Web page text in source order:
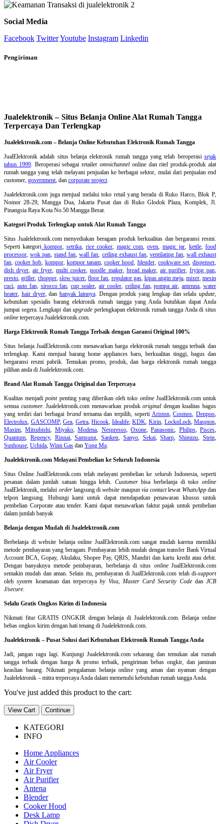
Social Media
Facebook TwitterYoutube Instagram Linkedin
Pengiriman
Jualelektronik – Situs Belanja Online Alat Rumah Tangga
Terpercaya Dan Terlengkap
Jualelektronik.com – Belanja Online Kebutuhan Elektronik Rumah Tangga
JualElektronik adalah situs belanja elektronik rumah tanggayang telah beroperasisejak
tahun 1999. Beroperasi sebagai retaileromnichannel online dan ritel produk-produk alat
rumah tangga yang telah melayani penjualan ke berbagai sektor, mulai dari penjualan end
customer, government, dan corporate project.
Jualelektronik.com juga menjual melalui toko retail yang berada di Ruko Harco, Blok P,
Nomor 28-29, Mangga Dua, Jakarta Pusat dan di Ruko Glodok Plaza, Komplek, Jl.
Pinangsia Raya Kota No.50 Mangga Besar.
Kategori Produk Terlengkap untuk Alat Rumah Tangga
Situs Jualelektronik.com menyediakan beragam produk berkualitas dan bergaransi resmi.
Seperti kategori kompor,setrika, rice cooker, magic com,oven, magic jar, kettle,food
processor,wok pan,stand fan,wall fan, ceiling exhaust fan, ventilating fan, wall exhaust
fan,cooker hob, kompor, kompor tanam,cooker hood, blender, cookware set,dispenser,
dish dryer,air fryer,multi cooker,noodle maker, bread maker, air purifier, frying pan,
presto,griller,chopper,slow juicer,floor fan, regulator gas, kipas angin meja, mixer,mesin
cuci, auto fan, sirocco fan,cup sealer,air cooler, ceiling fan,pompa air,antenna,water
heater, hair dryer, dan banyak lainnya. Dengan produk yang lengkap dan selalu update,
kebutuhan spesialis barang elektronik rumah tangga yang Anda butuhkan dapat Anda
jumpai segera. Lengkapi danupgrade perlengkapan elektronik rumah tangga Anda di situs
online terpercaya Jualelektronik.com.
Harga Elektronik Rumah Tangga Terbaik dengan Garansi Original 100%
Situs belanjaJualElektronik.com menawarkan harga elektronik rumah tangga terbaik dan
terlengkap. Kami menjual barang home appliances baru, berkualitas tinggi, bagus dan
bergaransi resmi pabrik. Temukan promo, produk, dan harga elektronik rumah tangga
pilihan anda di Jualelektronik.com.
Brand Alat Rumah Tangga Original dan Terpercaya
Kualitas menjadipointpenting yang diberikan oleh toko onlineJualElektronik.com untuk
semua customer. Jualelektronik.com menawarkan produkoriginal dengan kualitas bagus
yang terdiri dari berbagai brandternama dan terpilih, seperti Ariston,Cosmos,Denpoo,
Electrolux, GASCOMP,Gea, Getra,Hicook, Idealife,KDK, Kirin, LocknLock,Maspion,
Maxim,Mitsubishi, Miyako,Modena, Nespresso, Oxone,Panasonic, Philips, Pisces,
Quantum, Regency, Rinnai,Samsung,Sanken, Sanyo, Sekai,Sharp,Shimizu,Stein,
Sunhouse, Uchida, Winn Gas dan Yong Ma.
Jualelektronik.com Melayani Pembelian ke Seluruh Indonesia
Situs Online JualElektronik.com telah melayani pembelian ke seluruh Indonesia, seperti
pesanan dalam jumlah satuan hingga lebih. Customerbisa berbelanja di tokoonline
JualElektronik, melalui orderlangsung diwebsite maupun via contactlewat WhatsAppdan
telpon langsung. Hubungi kami untuk dapat mendapatkan penawaran khusus untuk
pembelian Corporate atau tender. Kami dapat menawarkan faktur pajak untuk pembelian
dalam jumlah banyak
Belanja dengan Mudah di Jualelektronik.com
Berbelanja diwebsite belanja online JualElektronik.com sangat mudah karena memiliki
metode pembayaran yang beragam. Pembayaran lebih mudah dengan transfer Bank Virtual
Account BCA, Gopay, Akulaku, Shopee Pay, QRIS, Mandiri dan kartu kredit atau debit.
Dengan banyaknya metode pembayaran, berbelanja di situs onlineJualElektronik.com
semakin mudah dan aman. Selain itu, pembayaran di JualElektronik.com telah di-support
olehsystem keamanan dan terpercayaby Visa, Master Card Security Codedan JCB
J/secure.
Selalu Gratis Ongkos Kirim di Indonesia
Nikmati fitur GRATIS ONGKIR dengan belanja di Jualelektronik.com. Belanja online
bebas ongkos kirim dengan hati tenang di Jualelektronik.com.
Jualelektronik – Pusat Solusi dari Kebutuhan Elektronik Rumah Tangga Anda
Jadi, jangan ragu lagi. Kunjungi Jualelektronik.com sekarang dan temukan alat rumah
tangga terbaik dengan harga & promo terbaik, pengiriman bebas ongkir, dan jaminan
keaslian barang. Nikmati pengalaman belanja online yang aman dan nyaman dengan
Jualelektronik – mitra terpercaya Anda dalam memenuhi kebutuhan rumah tangga Anda.
You've just added this product to the cart:
View Cart Continue
KATEGORI
INFO
Home Appliances
Air Cooler
Air Fryer
Air Purifier
Antena
Blender
Cooker Hood
Desk Lamp